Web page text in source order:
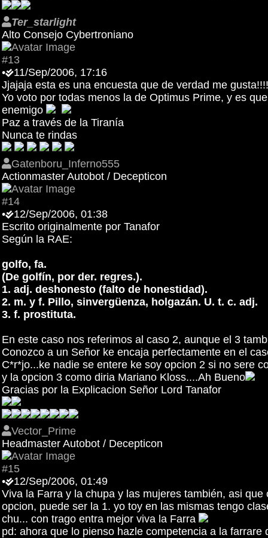
Ter_starlight
Alto Consejo Cybertroniano
#13
•
11/Sep/2006, 17:16
Jjajaja esta es una encuesta que de verdad me
Yo voto por todas menos la de Optimus Prime, y es
enemigo
Paz a través de la Tiranía
Nunca te rindas
Gatenboru_Inferno555
Actionmaster Autobot / Decepticon
#14
•
12/Sep/2006, 01:38
Escrito originalmente por Tanafor
Según la RAE:
golfo, fa.
(De golfín, por der. regres.).
1. adj. deshonesto (falto de honestidad).
2. m. y f. Pillo, sinvergüenza, holgazán. U. t. c. adj.
3. f. prostituta.
En este caso nos referimos al caso 2, aunque el 3
Conozco a un Señor ke encaja perfectamente en el
C*r*jo...ke nadie se entere ke soy opcion 2 si no sere
y la opcion 3 como diria Mariano Kloss....Ah Bueno
Gracias por la Explicacion Señor Lord Tanafor
Vector_Prime
Headmaster Autobot / Decepticon
#15
•
12/Sep/2006, 01:49
Viva la Farra y la chupa y las mujeres también, asi
opcion, puede ser la 1. yo toy en las mismas tengo
chu... con trago entra mejor viva la Farra
pd: ahora que lo pienso hazle competencia a la